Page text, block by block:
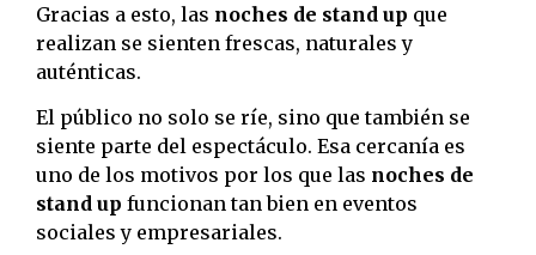
Gracias a esto, las noches de stand up que
realizan se sienten frescas, naturales y
auténticas.
El público no solo se ríe, sino que también se
siente parte del espectáculo. Esa cercanía es
uno de los motivos por los que las noches de
stand up funcionan tan bien en eventos
sociales y empresariales.